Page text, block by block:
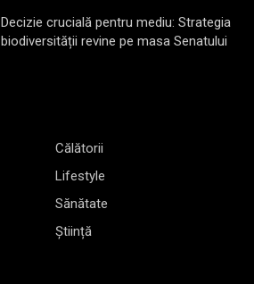
Decizie crucială pentru mediu: Strategia
biodiversității revine pe masa Senatului
Călătorii
Lifestyle
Sănătate
Știință